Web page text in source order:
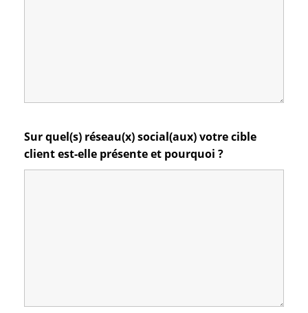
Sur quel(s) réseau(x) social(aux) votre cible
client est-elle présente et pourquoi ?